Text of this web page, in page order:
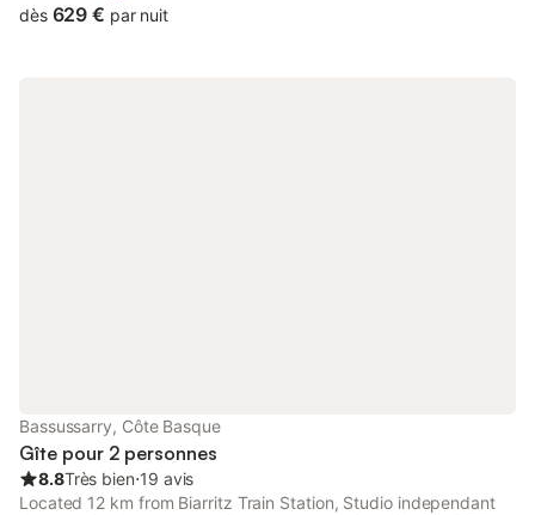
collines » en basque, vous accueille avec son grand espace
dès 629 € par nuit
Bassussarry, Côte Basque
Gîte pour 2 personnes
8.8Très bien⋅19 avis
Located 12 km from Biarritz Train Station, Studio independant